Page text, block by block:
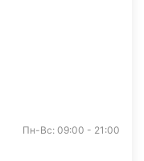
Пн-Вс: 09:00 - 21:00